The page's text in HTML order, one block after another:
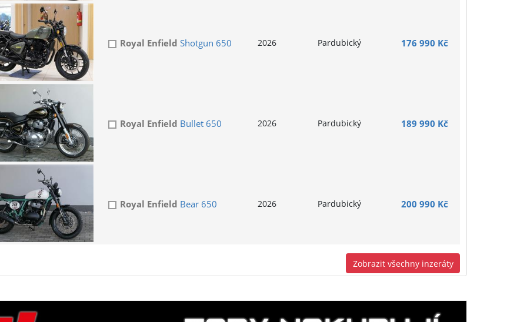
Royal Enfield Shotgun 650 2026 Pardubický 176 990 Kč
Royal Enfield Bullet 650 2026 Pardubický 189 990 Kč
Royal Enfield Bear 650 2026 Pardubický 200 990 Kč
Zobrazit všechny inzeráty